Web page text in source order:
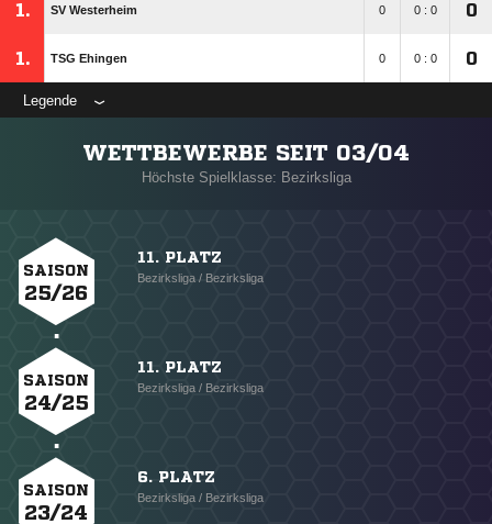
1. SV Westerheim 0 0 : 0 0
1. TSG Ehingen 0 0 : 0 0
Legende
WETTBEWERBE SEIT 03/04
Höchste Spielklasse: Bezirksliga
SAISON
25/26
11. PLATZ
Bezirksliga / Bezirksliga
SAISON
24/25
11. PLATZ
Bezirksliga / Bezirksliga
SAISON
23/24
6. PLATZ
Bezirksliga / Bezirksliga